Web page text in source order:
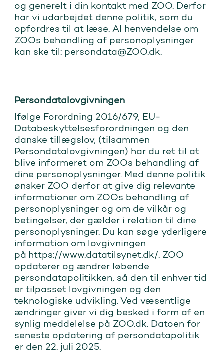
og generelt i din kontakt med ZOO. Derfor
har vi udarbejdet denne politik, som du
opfordres til at læse. Al henvendelse om
ZOOs behandling af personoplysninger
kan ske til: persondata@ZOO.dk.
Persondatalovgivningen
Ifølge Forordning 2016/679, EU-
Databeskyttelsesforordningen og den
danske tillægslov, (tilsammen
Persondatalovgivningen) har du ret til at
blive informeret om ZOOs behandling af
dine personoplysninger. Med denne politik
ønsker ZOO derfor at give dig relevante
informationer om ZOOs behandling af
personoplysninger og om de vilkår og
betingelser, der gælder i relation til dine
personoplysninger. Du kan søge yderligere
information om lovgivningen
på https://www.datatilsynet.dk/. ZOO
opdaterer og ændrer løbende
persondatapolitikken, så den til enhver tid
er tilpasset lovgivningen og den
teknologiske udvikling. Ved væsentlige
ændringer giver vi dig besked i form af en
synlig meddelelse på ZOO.dk. Datoen for
seneste opdatering af persondatapolitik
er den 22. juli 2025.